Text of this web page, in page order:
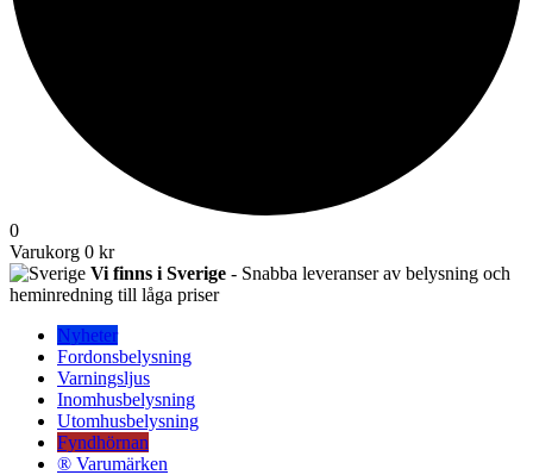
0
Varukorg 0 kr
Vi finns i Sverige - Snabba leveranser av belysning och
heminredning till låga priser
Nyheter
Fordonsbelysning
Varningsljus
Inomhusbelysning
Utomhusbelysning
Fyndhörnan
® Varumärken